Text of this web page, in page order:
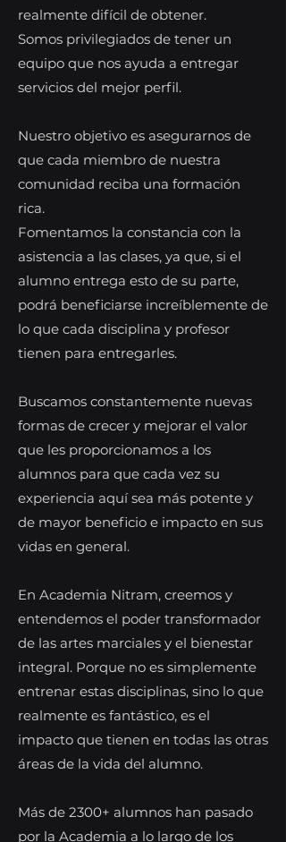
realmente difícil de obtener.
Somos privilegiados de tener un
equipo que nos ayuda a entregar
servicios del mejor perfil.
Nuestro objetivo es asegurarnos de
que cada miembro de nuestra
comunidad reciba una formación
rica.
Fomentamos la constancia con la
asistencia a las clases, ya que, si el
alumno entrega esto de su parte,
podrá beneficiarse increíblemente de
lo que cada disciplina y profesor
tienen para entregarles.
Buscamos constantemente nuevas
formas de crecer y mejorar el valor
que les proporcionamos a los
alumnos para que cada vez su
experiencia aquí sea más potente y
de mayor beneficio e impacto en sus
vidas en general.
En Academia Nitram, creemos y
entendemos el poder transformador
de las artes marciales y el bienestar
integral. Porque no es simplemente
entrenar estas disciplinas, sino lo que
realmente es fantástico, es el
impacto que tienen en todas las otras
áreas de la vida del alumno.
Más de 2300+ alumnos han pasado
por la Academia a lo largo de los